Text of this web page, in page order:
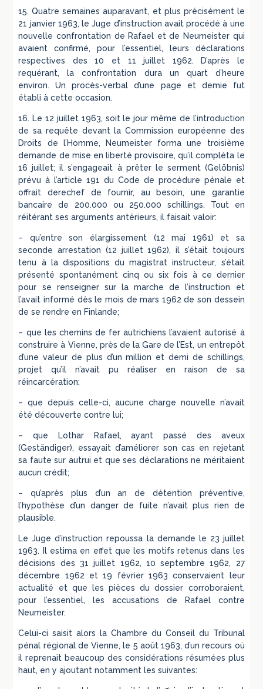
15. Quatre semaines auparavant, et plus précisément le
21 janvier 1963, le Juge d’instruction avait procédé à une
nouvelle confrontation de Rafael et de Neumeister qui
avaient confirmé, pour l’essentiel, leurs déclarations
respectives des 10 et 11 juillet 1962. D’après le
requérant, la confrontation dura un quart d’heure
environ. Un procès-verbal d’une page et demie fut
établi à cette occasion.
16. Le 12 juillet 1963, soit le jour même de l’introduction
de sa requête devant la Commission européenne des
Droits de l’Homme, Neumeister forma une troisième
demande de mise en liberté provisoire, qu’il compléta le
16 juillet; il s’engageait à prêter le serment (Gelöbnis)
prévu à l’article 191 du Code de procédure pénale et
offrait derechef de fournir, au besoin, une garantie
bancaire de 200.000 ou 250.000 schillings. Tout en
réitérant ses arguments antérieurs, il faisait valoir:
– qu’entre son élargissement (12 mai 1961) et sa
seconde arrestation (12 juillet 1962), il s’était toujours
tenu à la dispositions du magistrat instructeur, s’était
présenté spontanément cinq ou six fois à ce dernier
pour se renseigner sur la marche de l’instruction et
l’avait informé dès le mois de mars 1962 de son dessein
de se rendre en Finlande;
– que les chemins de fer autrichiens l’avaient autorisé à
construire à Vienne, près de la Gare de l’Est, un entrepôt
d’une valeur de plus d’un million et demi de schillings,
projet qu’il n’avait pu réaliser en raison de sa
réincarcération;
– que depuis celle-ci, aucune charge nouvelle n’avait
été découverte contre lui;
– que Lothar Rafael, ayant passé des aveux
(Geständiger), essayait d’améliorer son cas en rejetant
sa faute sur autrui et que ses déclarations ne méritaient
aucun crédit;
– qu’après plus d’un an de détention préventive,
l’hypothèse d’un danger de fuite n’avait plus rien de
plausible.
Le Juge d’instruction repoussa la demande le 23 juillet
1963. Il estima en effet que les motifs retenus dans les
décisions des 31 juillet 1962, 10 septembre 1962, 27
décembre 1962 et 19 février 1963 conservaient leur
actualité et que les pièces du dossier corroboraient,
pour l’essentiel, les accusations de Rafael contre
Neumeister.
Celui-ci saisit alors la Chambre du Conseil du Tribunal
pénal régional de Vienne, le 5 août 1963, d’un recours où
il reprenait beaucoup des considérations résumées plus
haut, en y ajoutant notamment les suivantes: